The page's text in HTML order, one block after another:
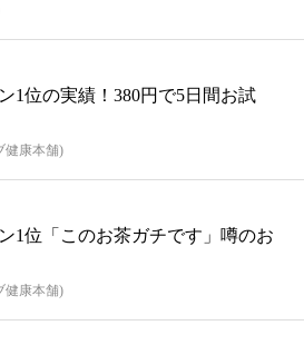
1位の実績！380円で5日間お試
健康本舗)
1位「このお茶ガチです」噂のお
健康本舗)